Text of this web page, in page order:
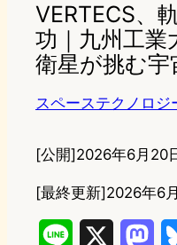
VERTECS、
功｜九州工業
衛星が挑む宇
スペーステクノロジ
[公開]2026年6月20
[最終更新]2026年6